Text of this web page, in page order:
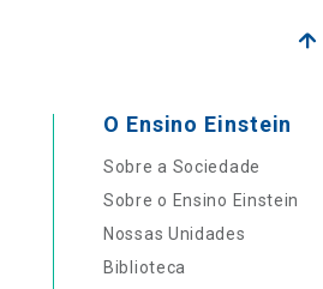
O Ensino Einstein
Sobre a Sociedade
Sobre o Ensino Einstein
Nossas Unidades
Biblioteca